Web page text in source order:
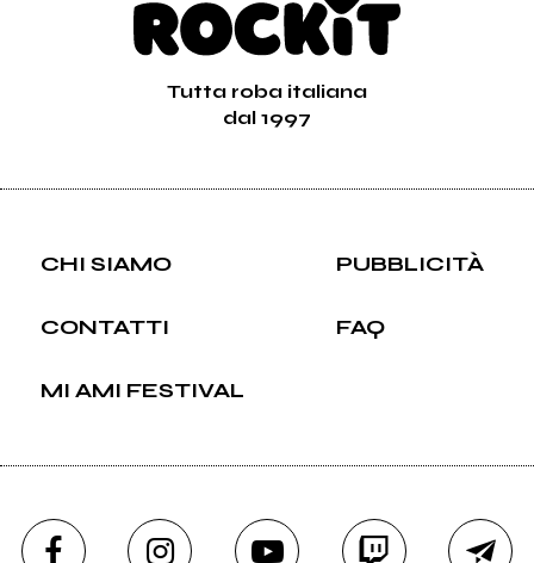
Tutta roba italiana
dal 1997
CHI SIAMO PUBBLICITÀ
CONTATTI FAQ
MI AMI FESTIVAL